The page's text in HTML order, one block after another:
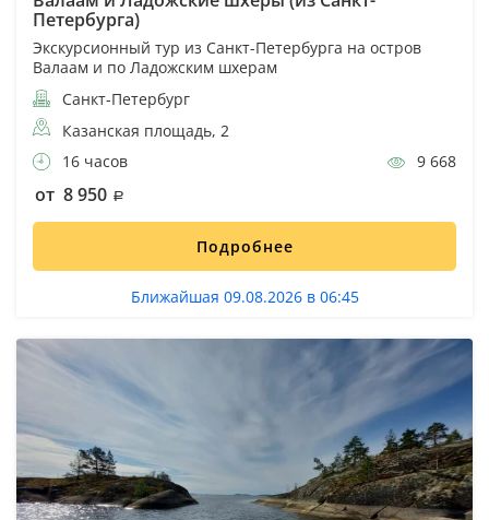
Петербурга)
Экскурсионный тур из Санкт-Петербурга на остров
Валаам и по Ладожским шхерам
Санкт-Петербург
Казанская площадь, 2
16 часов
9 668
от 8 950
Подробнее
Ближайшая 09.08.2026 в 06:45